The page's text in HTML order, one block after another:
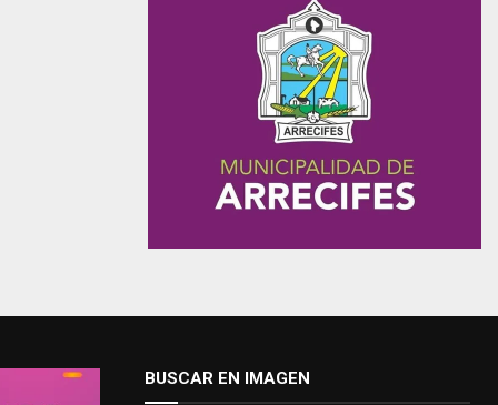
BUSCAR EN IMAGEN